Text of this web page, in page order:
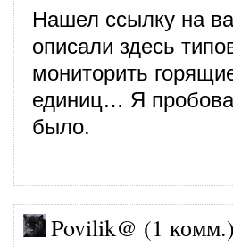
Нашел ссылку на
описали здесь
мониторить
единиц… Я
было.
Povilik@ (1 комм.)